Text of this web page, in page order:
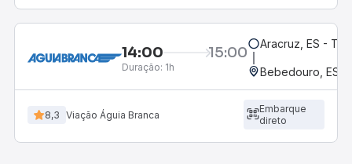
14:00 15:00
Duração: 1h
Aracruz, ES -
Bebedouro, ES
8,3 Viação Águia Branca
Embarque
direto